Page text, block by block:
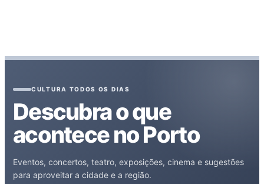
CULTURA TODOS OS DIAS
Descubra o que
acontece no Porto
Eventos, concertos, teatro, exposições, cinema e sugestões
para aproveitar a cidade e a região.